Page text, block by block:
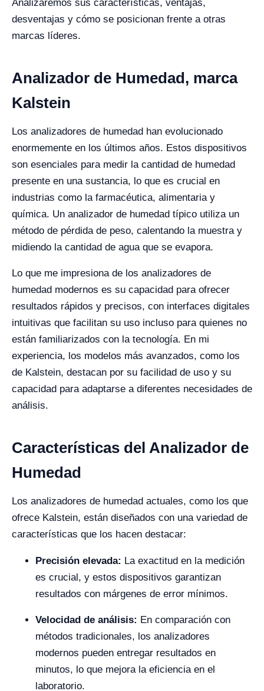
Analizaremos sus características, ventajas,
desventajas y cómo se posicionan frente a otras
marcas líderes.
Analizador de Humedad, marca
Kalstein
Los analizadores de humedad han evolucionado
enormemente en los últimos años. Estos dispositivos
son esenciales para medir la cantidad de humedad
presente en una sustancia, lo que es crucial en
industrias como la farmacéutica, alimentaria y
química. Un analizador de humedad típico utiliza un
método de pérdida de peso, calentando la muestra y
midiendo la cantidad de agua que se evapora.
Lo que me impresiona de los analizadores de
humedad modernos es su capacidad para ofrecer
resultados rápidos y precisos, con interfaces digitales
intuitivas que facilitan su uso incluso para quienes no
están familiarizados con la tecnología. En mi
experiencia, los modelos más avanzados, como los
de Kalstein, destacan por su facilidad de uso y su
capacidad para adaptarse a diferentes necesidades de
análisis.
Características del Analizador de
Humedad
Los analizadores de humedad actuales, como los que
ofrece Kalstein, están diseñados con una variedad de
características que los hacen destacar:
Precisión elevada: La exactitud en la medición
es crucial, y estos dispositivos garantizan
resultados con márgenes de error mínimos.
Velocidad de análisis: En comparación con
métodos tradicionales, los analizadores
modernos pueden entregar resultados en
minutos, lo que mejora la eficiencia en el
laboratorio.